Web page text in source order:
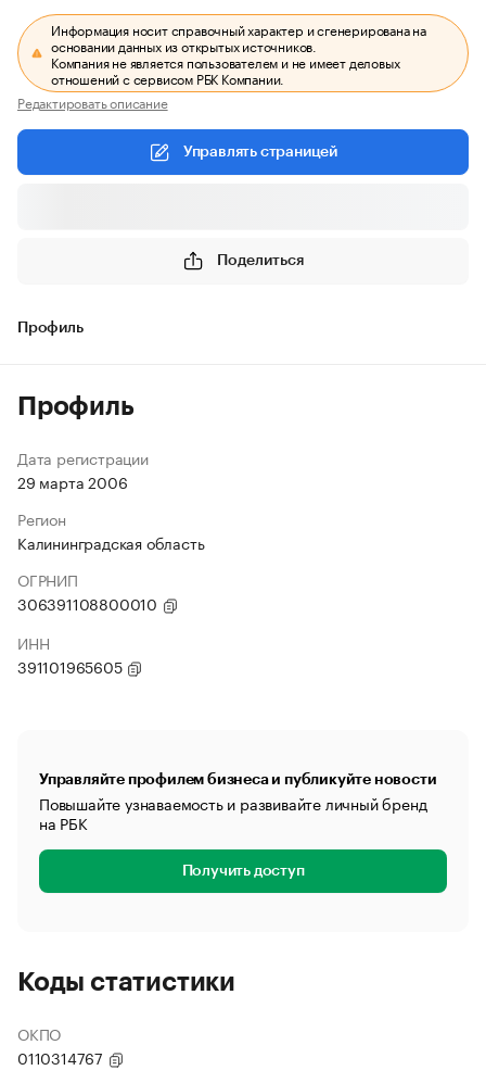
Информация носит справочный характер и сгенерирована на
основании данных из открытых источников.
Компания не является пользователем и не имеет деловых
отношений с сервисом РБК Компании.
Редактировать описание
Управлять страницей
Поделиться
Профиль
Профиль
Дата регистрации
29 марта 2006
Регион
Калининградская область
ОГРНИП
306391108800010
ИНН
391101965605
Управляйте профилем бизнеса и публикуйте новости
Повышайте узнаваемость и развивайте личный бренд
на РБК
Получить доступ
Коды статистики
ОКПО
0110314767